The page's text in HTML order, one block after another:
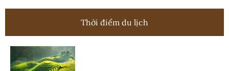
Thời điểm du lịch